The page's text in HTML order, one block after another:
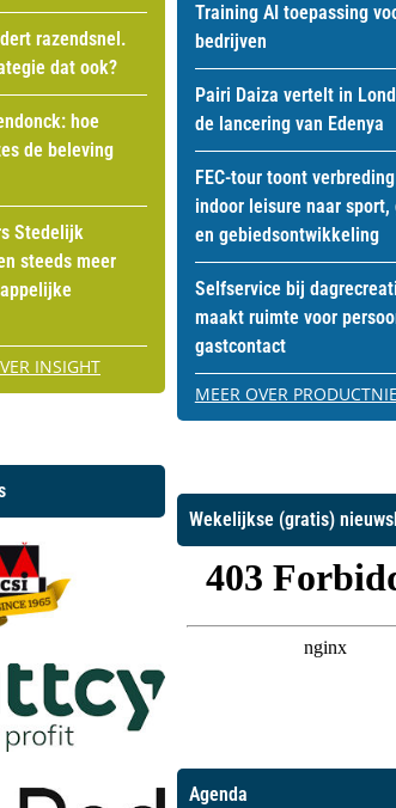
razendsnel.
dat ook?
hoe
de beleving
Stedelijk
steeds meer
INSIGHT
Training AI toepassing
bedrijven
Pairi Daiza vertelt in
de lancering van Edenya
FEC-tour toont
indoor leisure naar sport,
en gebiedsontwikkeling
Selfservice bij
maakt ruimte voor
gastcontact
MEER OVER
Wekelijkse (gratis)
Agenda